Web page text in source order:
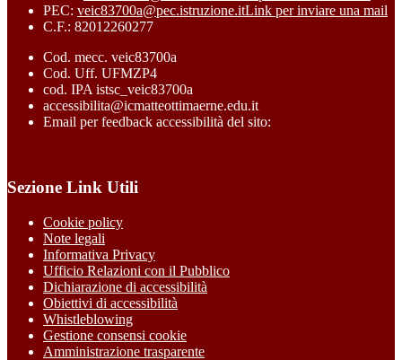
PEC: veic83700a@pec.istruzione.itLink per inviare una mail
C.F.: 82012260277
Cod. mecc. veic83700a
Cod. Uff. UFMZP4
cod. IPA istsc_veic83700a
accessibilita@icmatteottimaerne.edu.it
Email per feedback accessibilità del sito:
Sezione Link Utili
Cookie policy
Note legali
Informativa Privacy
Ufficio Relazioni con il Pubblico
Dichiarazione di accessibilità
Obiettivi di accessibilità
Whistleblowing
Gestione consensi cookie
Amministrazione trasparente